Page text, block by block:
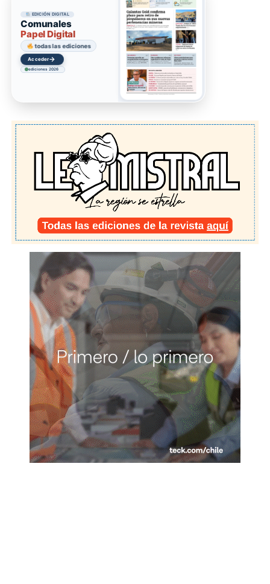
EDICIÓN DIGITAL
Comunales
Papel Digital
todas las ediciones
Acceder→
ediciones 2026